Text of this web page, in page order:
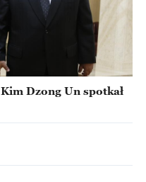
Dzong Un spotkał